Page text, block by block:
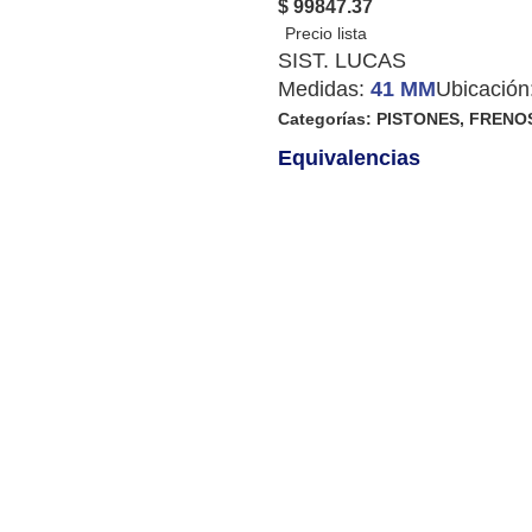
$ 99847.37
SIST. LUCAS
Medidas: 41 MM
Categorías: PISTONES,
Equivalencias